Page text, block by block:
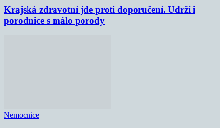
Krajská zdravotní jde proti doporučení. Udrží i
porodnice s málo porody
Nemocnice